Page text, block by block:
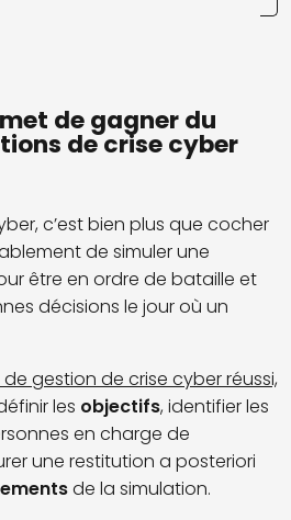
de gagner du
de crise cyber
c’est bien plus que cocher
de simuler une
être en ordre de bataille et
décisions le jour où un
gestion de crise cyber réussi,
les objectifs, identifier les
en charge de
une restitution a posteriori
de la simulation.